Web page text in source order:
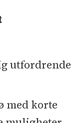
utfordrende
med korte